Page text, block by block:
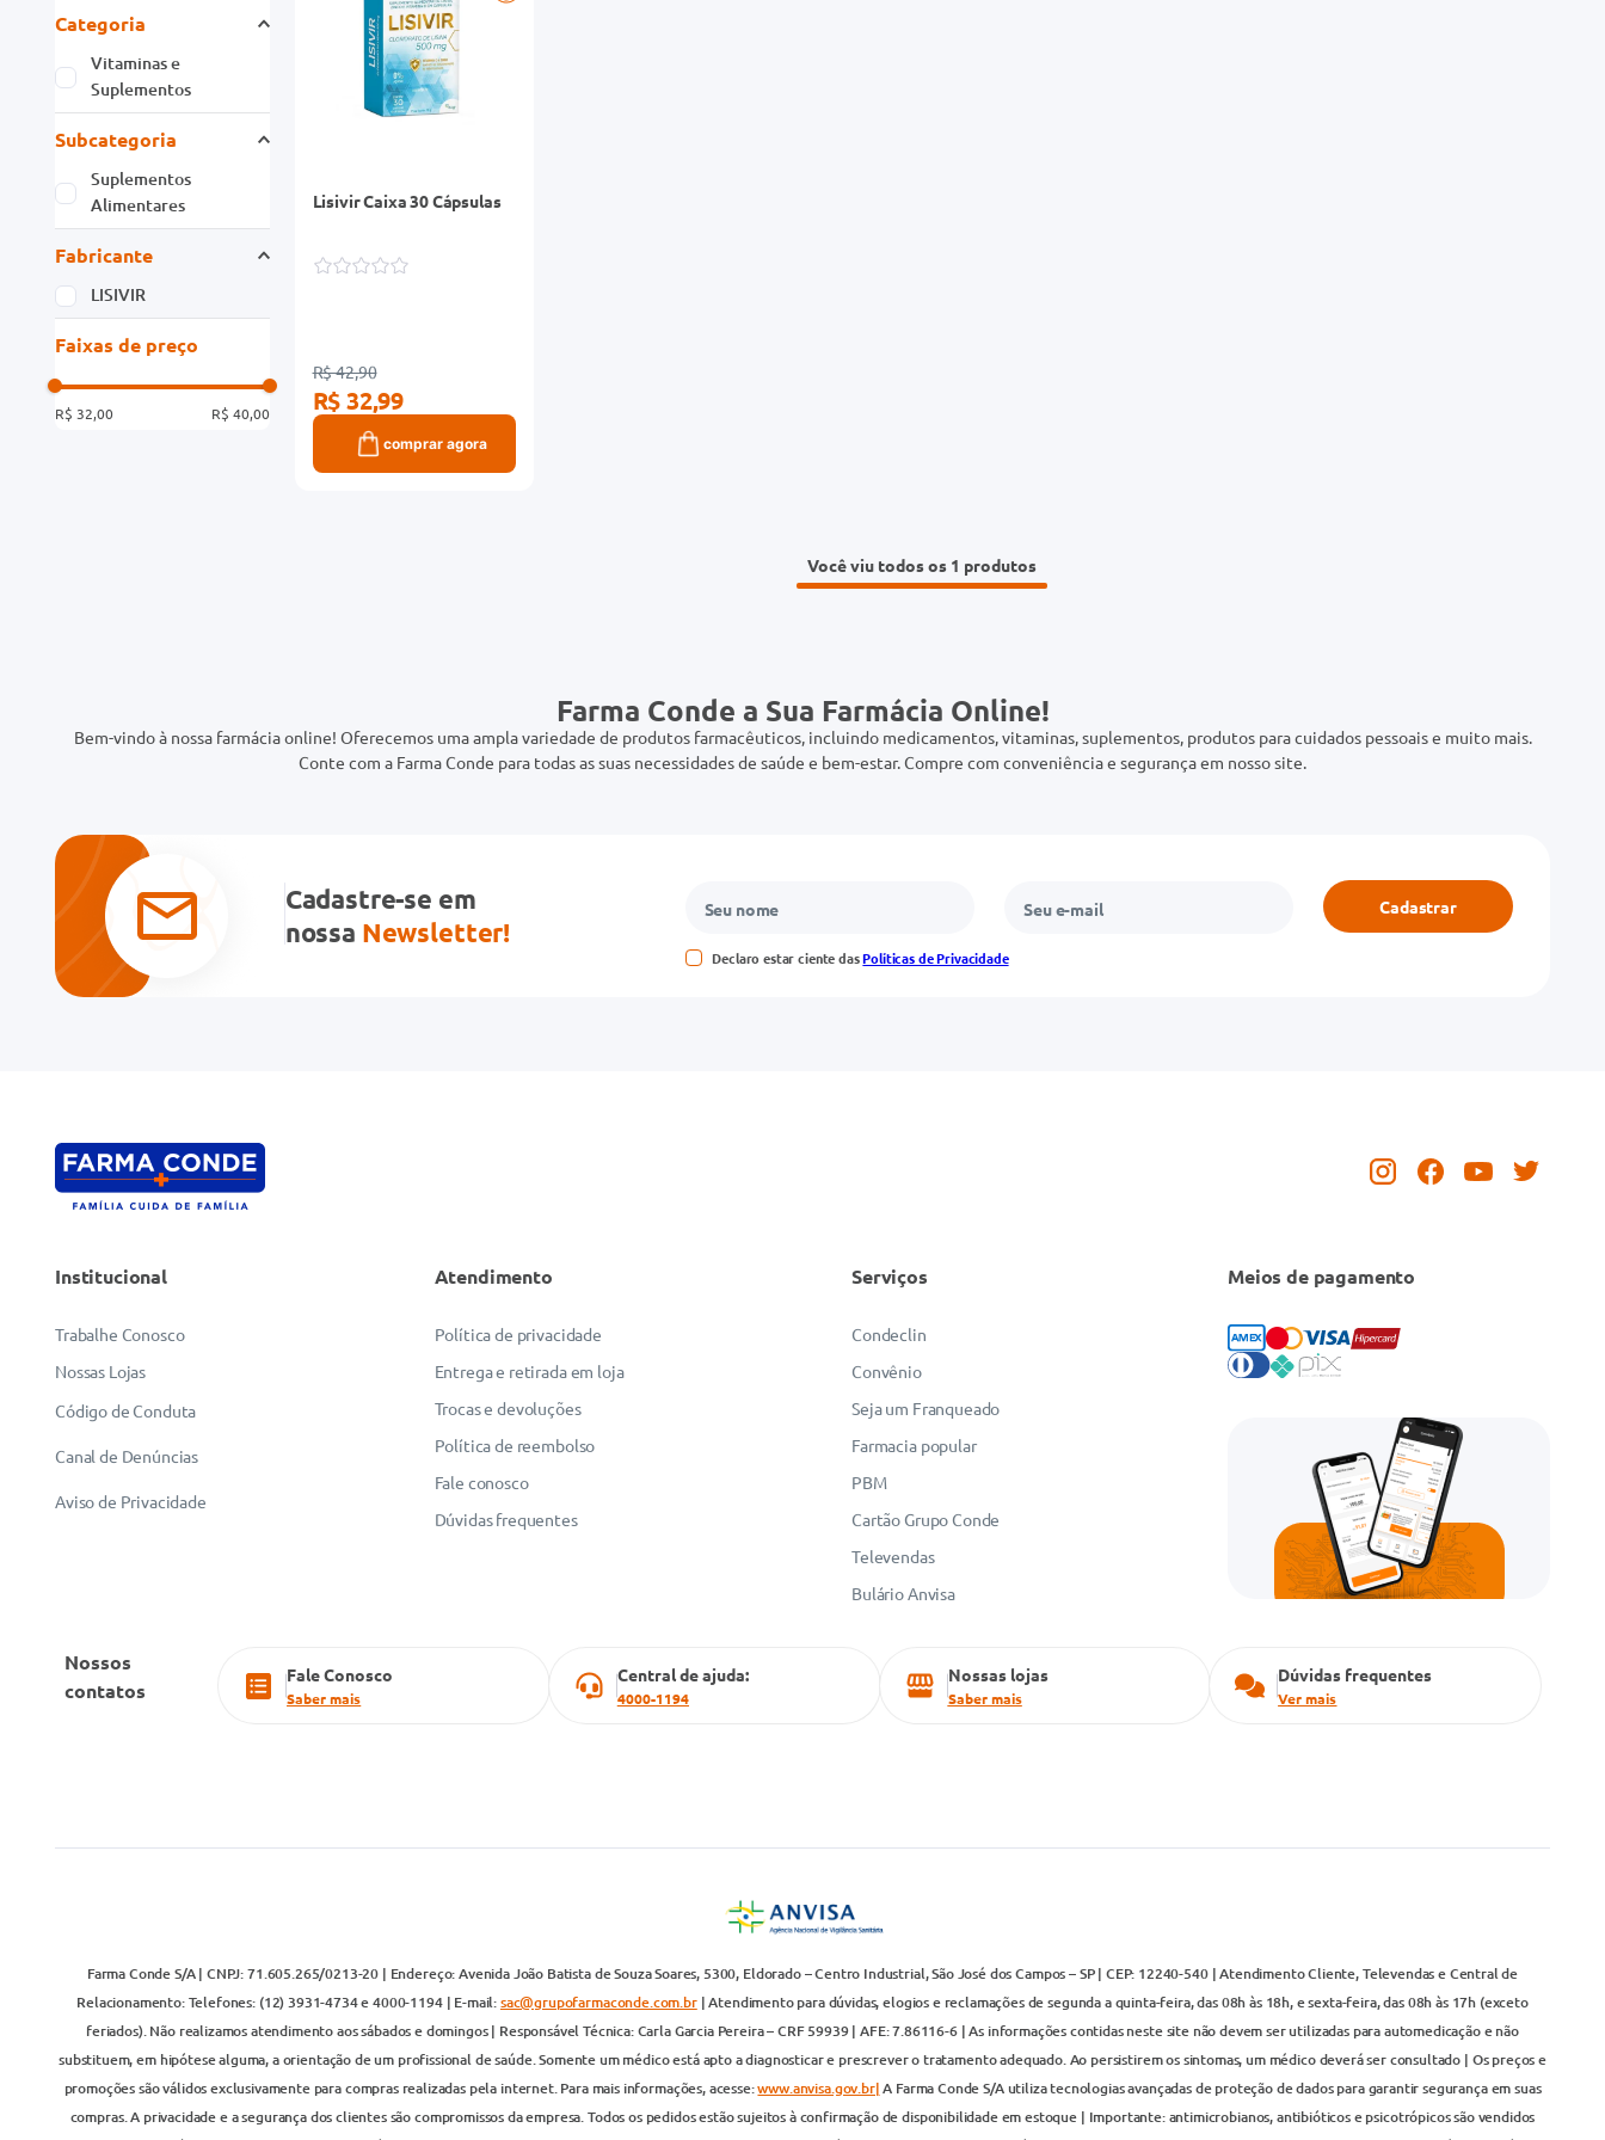
Categoria
Vitaminas e
Suplementos
Subcategoria
Suplementos
Alimentares
Fabricante
LISIVIR
Faixas de preço
R$ 32,00 R$ 40,00
Lisivir Caixa 30 Cápsulas
R$ 42,90
R$ 32,99
comprar agora
Você viu todos os 1
Farma Conde a Sua Farmácia Online!
Bem-vindo à nossa farmácia online! Oferecemos uma ampla variedade de produtos farmacêuticos, incluindo medicamentos, vitaminas, suplementos, produtos para cuidados pessoais e muito mais.
Conte com a Farma Conde para todas as suas necessidades de saúde e bem-estar. Compre com conveniência e segurança em nosso site.
Cadastre-se em
nossa Newsletter!
Declaro estar ciente dasPolíticas de Privacidade
Cadastrar
Institucional
Trabalhe Conosco
Nossas Lojas
Código de Conduta
Canal de Denúncias
Aviso de Privacidade
Atendimento
Política de privacidade
Entrega e retirada em loja
Trocas e devoluções
Política de reembolso
Fale conosco
Dúvidas frequentes
Serviços
Condeclin
Convênio
Seja um Franqueado
Farmacia popular
PBM
Cartão Grupo Conde
Televendas
Bulário Anvisa
Meios de pagamento
Nossos
contatos
Fale Conosco
Saber mais
Central de ajuda:
4000-1194
Nossas lojas
Saber mais
Dúvidas frequentes
Ver mais
Farma Conde S/A | CNPJ: 71.605.265/0213-20 | Endereço: Avenida João Batista de Souza Soares, 5300, Eldorado – Centro Industrial, São José dos Campos – SP | CEP: 12240-540 | Atendimento Cliente, Televendas e Central de
Relacionamento: Telefones: (12) 3931-4734 e 4000-1194 | E-mail:sac@grupofarmaconde.com.br| Atendimento para dúvidas, elogios e reclamações de segunda a quinta-feira, das 08h às 18h, e sexta-feira, das 08h às 17h (exceto
feriados). Não realizamos atendimento aos sábados e domingos | Responsável Técnica: Carla Garcia Pereira – CRF 59939 | AFE: 7.86116-6 | As informações contidas neste site não devem ser utilizadas para automedicação e não
substituem, em hipótese alguma, a orientação de um profissional de saúde. Somente um médico está apto a diagnosticar e prescrever o tratamento adequado. Ao persistirem os sintomas, um médico deverá ser consultado | Os preços e
promoções são válidos exclusivamente para compras realizadas pela internet. Para mais informações, acesse:www.anvisa.gov.br|A Farma Conde S/A utiliza tecnologias avançadas de proteção de dados para garantir segurança em suas
compras. A privacidade e a segurança dos clientes são compromissos da empresa. Todos os pedidos estão sujeitos à confirmação de disponibilidade em estoque | Importante: antimicrobianos, antibióticos e psicotrópicos são vendidos